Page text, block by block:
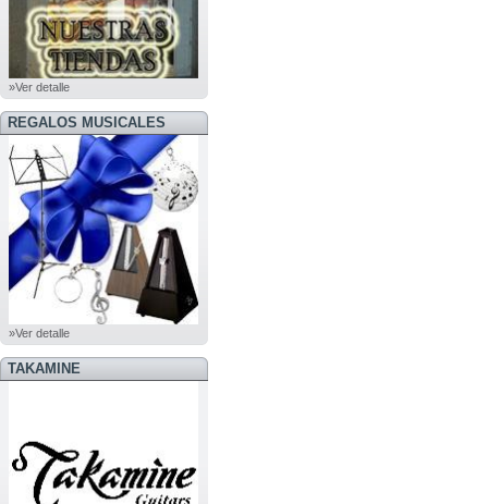
»Ver detalle
REGALOS MUSICALES
»Ver detalle
TAKAMINE